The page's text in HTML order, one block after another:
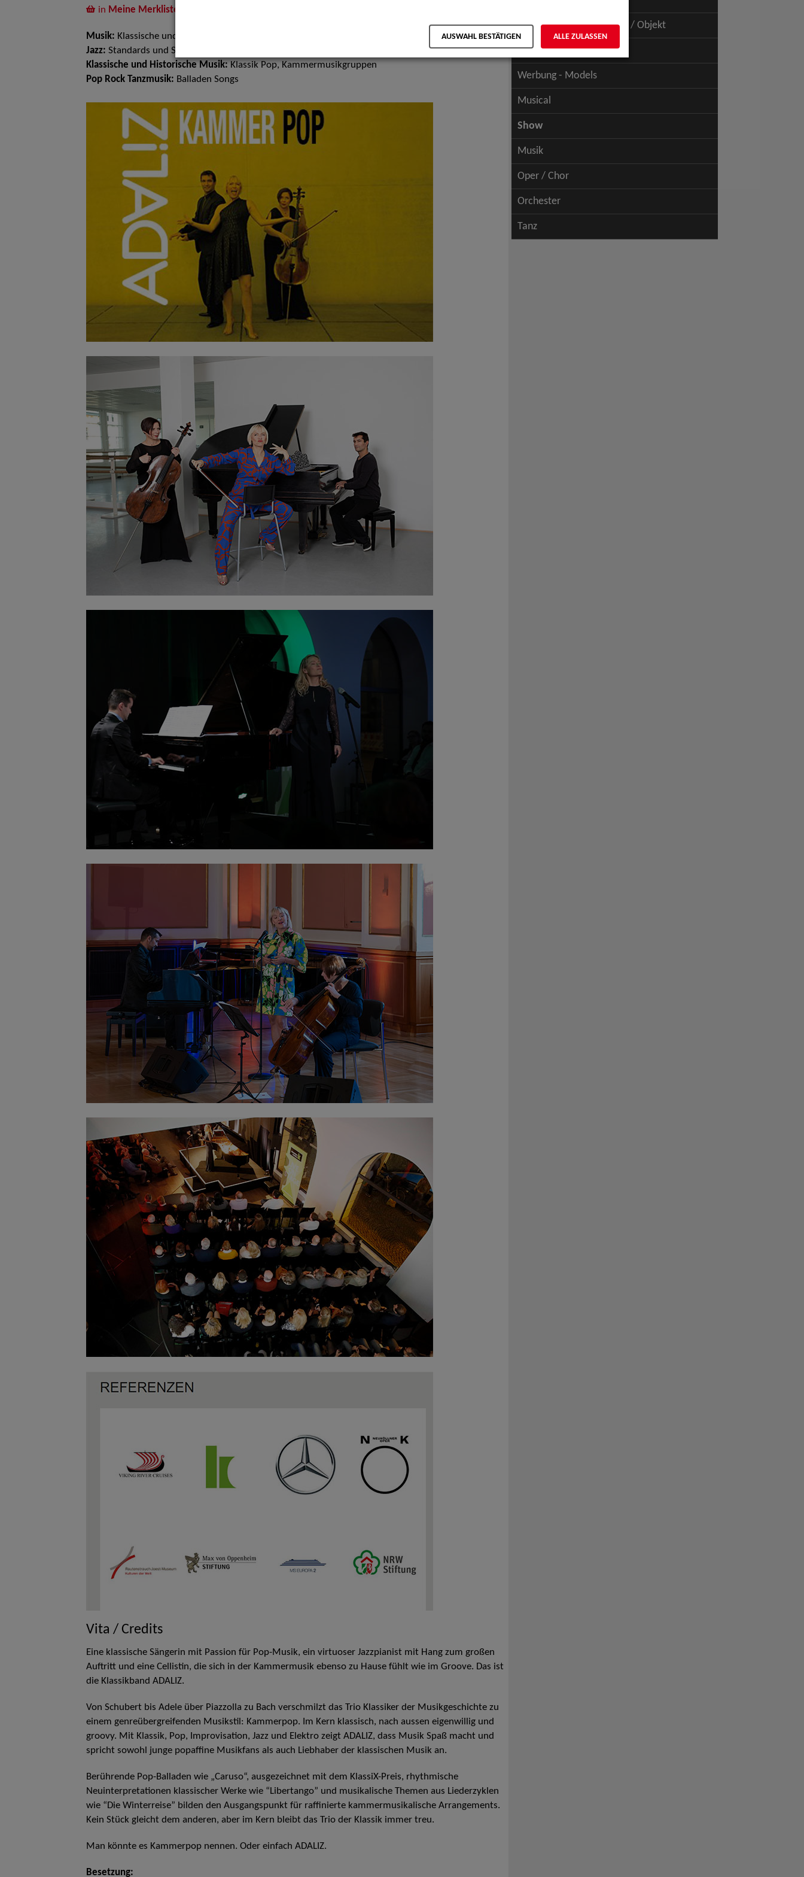
in Meine Merkliste
Musik: Klassische und Historische Musik, Pop, Rock & Tanzmusik, Jazz
Jazz: Standards und Swing
Klassische und Historische Musik: Klassik Pop, Kammermusikgruppen
Pop Rock Tanzmusik: Balladen Songs
Vita / Credits
Eine klassische Sängerin mit Passion für Pop-Musik, ein virtuoser Jazzpianist mit Hang zum großen
Auftritt und eine Cellistin, die sich in der Kammermusik ebenso zu Hause fühlt wie im Groove. Das ist
die Klassikband ADALIZ.
Von Schubert bis Adele über Piazzolla zu Bach verschmilzt das Trio Klassiker der Musikgeschichte zu
einem genreübergreifenden Musikstil: Kammerpop. Im Kern klassisch, nach aussen eigenwillig und
groovy. Mit Klassik, Pop, Improvisation, Jazz und Elektro zeigt ADALIZ, dass Musik Spaß macht und
spricht sowohl junge popaffine Musikfans als auch Liebhaber der klassischen Musik an.
Berührende Pop-Balladen wie „Caruso“, ausgezeichnet mit dem KlassiX-Preis, rhythmische
Neuinterpretationen klassischer Werke wie “Libertango” und musikalische Themen aus Liederzyklen
wie “Die Winterreise” bilden den Ausgangspunkt für raffinierte kammermusikalische Arrangements.
Kein Stück gleicht dem anderen, aber im Kern bleibt das Trio der Klassik immer treu.
Man könnte es Kammerpop nennen. Oder einfach ADALIZ.
Besetzung:
Schauspiel - Figur / Puppe / Objekt
Werbung - Talents
Werbung - Models
Musical
Show
Musik
Oper / Chor
Orchester
Tanz
AUSWAHL BESTÄTIGEN ALLE ZULASSEN